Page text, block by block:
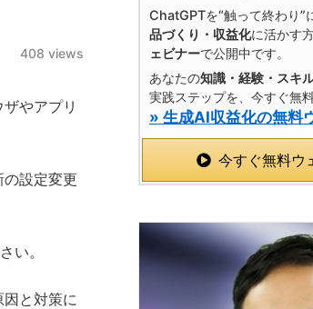
408 views
やアプリ
設定変更
い。
と対策に
ChatGPTを“触って終わり”
品づくり・収益化に活かす
ェビナーで公開中です。
あなたの知識・経験・スキ
実践ステップを、今すぐ無
» 生成AI収益化の無料
今すぐ無料ウ